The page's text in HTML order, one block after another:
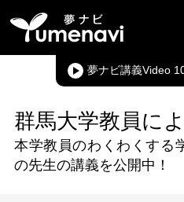
夢ナビ講義Video
群馬大学教員に
本学教員のわくわくする
の先生の講義を公開中！